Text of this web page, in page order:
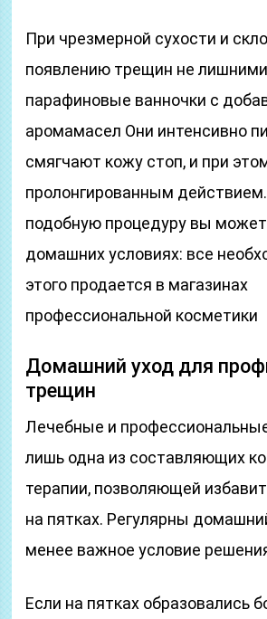
При чрезмерной сухости и
появлению трещин не
парафиновые ванночки с
аромамасел Они интенсивно
смягчают кожу стоп, и при
пролонгированным
подобную процедуру вы
домашних условиях: все
этого продается в магазинах
профессиональной косметики
Домашний уход для
трещин
Лечебные и
лишь одна из составляющих
терапии, позволяющей
на пятках. Регулярны
менее важное условие
Если на пятках образовались